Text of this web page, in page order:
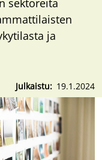
sektoreita
ja
Julkaistu 19.1.2024